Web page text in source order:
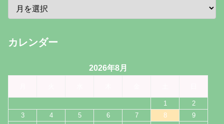
カレンダー
2026年8月
1
2
3
4 5 6 7 8
9